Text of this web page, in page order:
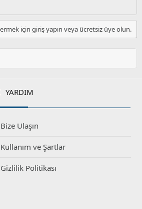
için giriş yapın veya ücretsiz üye olun.
YARDIM
Bize Ulaşın
Kullanım ve Şartlar
Gizlilik Politikası